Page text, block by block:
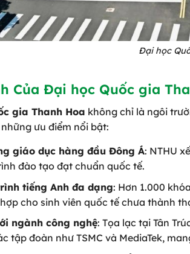
Đại học
Của Đại học Quốc gia
gia Thanh Hoa không chỉ là ngôi
ưu điểm nổi bật:
giáo dục hàng đầu Đông Á: NTHU
đào tạo đạt chuẩn quốc tế.
tiếng Anh đa dạng: Hơn 1.000
cho sinh viên quốc tế chưa thành
ngành công nghệ: Tọa lạc tại Tân
tập đoàn như TSMC và MediaTek,